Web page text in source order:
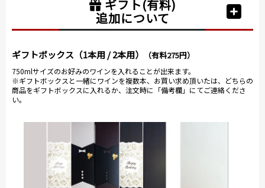
ギフト(有料)
追加について
ギフトボックス（1本用 / 2本用） （有料275円）
750mlサイズのお好みのワインを入れることが出来ます。
※ギフトボックスと一緒にワインを複数本、お買い求め頂いたは、どちらの
商品をギフトボックスに入れるか、注文時に「備考欄」にてご連絡くださ
い。